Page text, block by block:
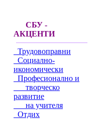
СБУ -
АКЦЕНТИ
Трудовоправни
Социално-
икономически
Професионално и
творческо
развитие
на учителя
Отдих